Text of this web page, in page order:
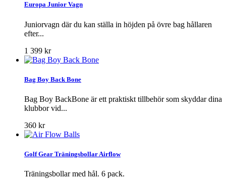
Europa Junior Vagn
Juniorvagn där du kan ställa in höjden på övre bag hållaren
efter...
1 399 kr
Bag Boy Back Bone
Bag Boy BackBone är ett praktiskt tillbehör som skyddar dina
klubbor vid...
360 kr
Golf Gear Träningsbollar Airflow
Träningsbollar med hål. 6 pack.